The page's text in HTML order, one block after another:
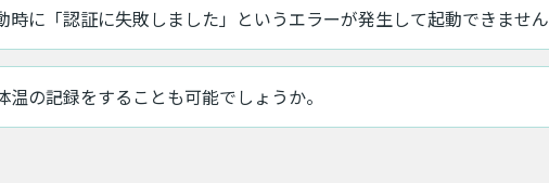
時に「認証に失敗しました」というエラーが発生して起動できません
温の記録をすることも可能でしょうか。